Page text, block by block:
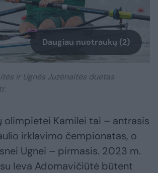
Daugiau nuotraukų (2)
ir Ugnės Juzėnaitės duetas
Kamilei tai – antrasis
irklavimo čempionatas, o
Ugnei – pirmasis. 2023 m.
Ieva Adomavičiūtė būtent